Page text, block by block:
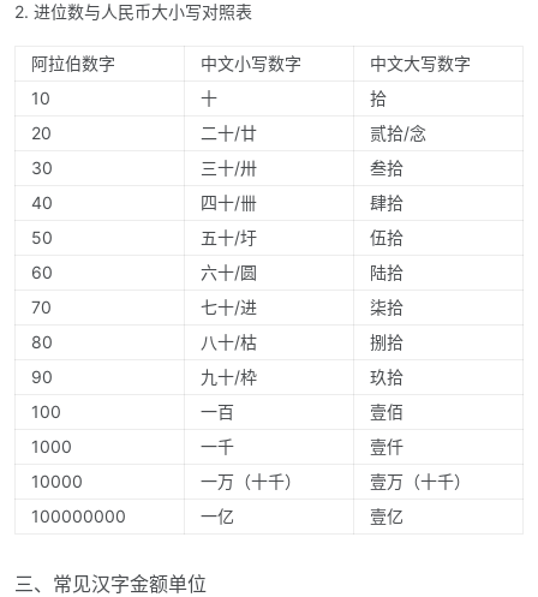
2. 进位数与人民币大小写对照表
阿拉伯数字 中文小写数字
中文大写数字
10
十
拾
20
二十/廿
贰拾/念
30
三十/卅
叁拾
40
四十/卌
肆拾
50
五十/圩
伍拾
60
六十/圆
陆拾
70
七十/进
柒拾
80
八十/枯
捌拾
90
九十/枠
玖拾
100
一百
壹佰
1000
一千
壹仟
10000
一万（十千）
壹万（十千）
100000000
一亿 壹亿
三、常见汉字金额单位